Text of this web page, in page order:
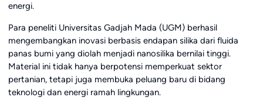
energi.
Para peneliti Universitas Gadjah Mada (UGM) berhasil
mengembangkan inovasi berbasis endapan silika dari fluida
panas bumi yang diolah menjadi nanosilika bernilai tinggi.
Material ini tidak hanya berpotensi memperkuat sektor
pertanian, tetapi juga membuka peluang baru di bidang
teknologi dan energi ramah lingkungan.